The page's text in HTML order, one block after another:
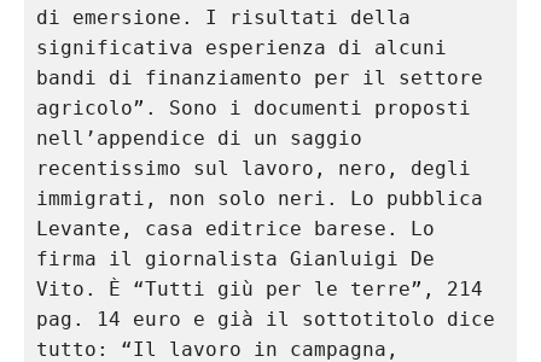
di emersione. I risultati della
significativa esperienza di alcuni
bandi di finanziamento per il settore
agricolo”. Sono i documenti proposti
nell’appendice di un saggio
recentissimo sul lavoro, nero, degli
immigrati, non solo neri. Lo pubblica
Levante, casa editrice barese. Lo
firma il giornalista Gianluigi De
Vito. È “Tutti giù per le terre”, 214
pag. 14 euro e già il sottotitolo dice
tutto: “Il lavoro in campagna,